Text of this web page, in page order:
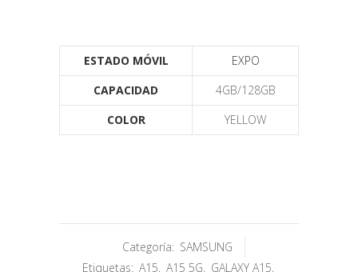
ESTADO MÓVIL
EXPO
CAPACIDAD
4GB/128GB
COLOR
YELLOW
Categoría: SAMSUNG
Etiquetas: A15, A15 5G, GALAXY A15,